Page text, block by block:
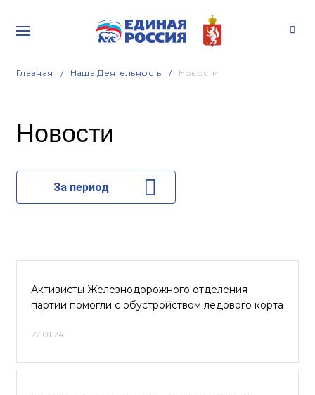
Главная Наша Деятельность Новости
Новости
За период
Активисты Железнодорожного отделения
партии помогли с обустройством ледового корта
27.01.24